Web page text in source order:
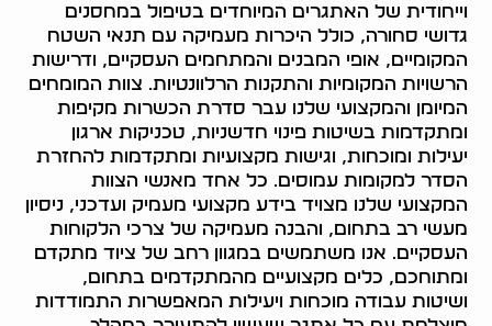
וייחודית של האתגרים המיוחדים בטיפול במחסנים
גדושי סחורה, כולל היכרות מעמיקה עם תנאי השטח
המקומיים, אופי המבנים והמתחמים העסקיים, ודרישות
הרשויות המקומיות והתקנות הרלוונטיות. צוות המומחים
המיומן והמקצועי שלנו עבר סדרת הכשרות מקיפות
ומתקדמות בשיטות פינוי חדשניות, טכניקות ארגון
יעילות ומוכחות, וגישות מקצועיות ומתקדמות להחזרת
הסדר למקומות עמוסים. כל אחד מאנשי הצוות
המקצועי שלנו מצויד בידע מקצועי מעמיק ועדכני, ניסיון
מעשי רב בתחום, והבנה מעמיקה של צרכי הלקוחות
העסקיים. אנו משתמשים במגוון רחב של ציוד מתקדם
ומתוחכם, כלים מקצועיים מהמתקדמים בתחום,
ושיטות עבודה מוכחות ויעילות המאפשרות התמודדות